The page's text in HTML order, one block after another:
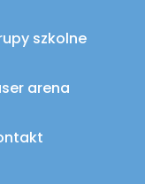
szkolne
arena